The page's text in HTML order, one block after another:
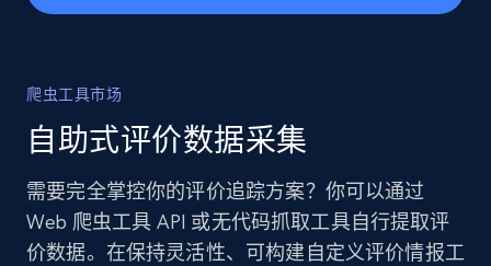
爬虫工具市场
自助式评价数据采集
需要完全掌控你的评价追踪方案？你可以通过
Web 爬虫工具 API 或无代码抓取工具自行提取评
价数据。在保持灵活性、可构建自定义评价情报工